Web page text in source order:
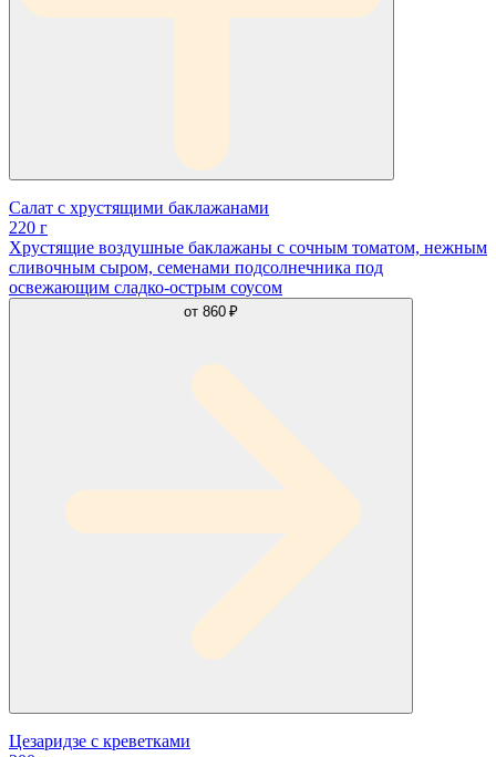
Салат с хрустящими баклажанами
220 г
Хрустящие воздушные баклажаны с сочным томатом, нежным
сливочным сыром, семенами подсолнечника под
освежающим сладко-острым соусом
от 860 ₽
Цезаридзе с креветками